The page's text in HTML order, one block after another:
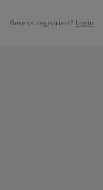
Bereits registriert? Login